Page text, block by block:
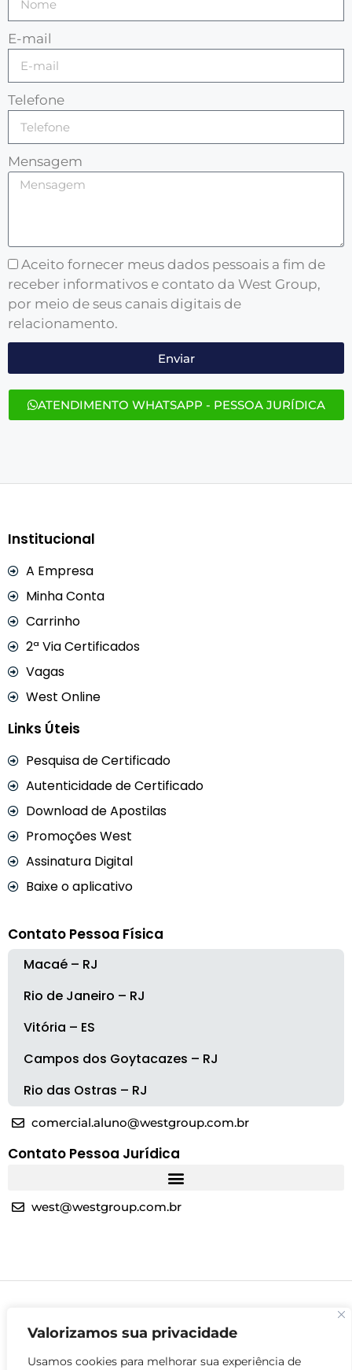
Valorizamos sua privacidade
Usamos cookies para melhorar sua experiência de
E-mail
Telefone
Mensagem
Aceito fornecer meus dados pessoais a fim de
receber informativos e contato da West Group,
por meio de seus canais digitais de
relacionamento.
Enviar
ATENDIMENTO WHATSAPP - PESSOA JURÍDICA
Institucional
A Empresa
Minha Conta
Carrinho
2ª Via Certificados
Vagas
West Online
Links Úteis
Pesquisa de Certificado
Autenticidade de Certificado
Download de Apostilas
Promoções West
Assinatura Digital
Baixe o aplicativo
Contato Pessoa Física
Macaé – RJ
Rio de Janeiro – RJ
Vitória – ES
Campos dos Goytacazes – RJ
Rio das Ostras – RJ
comercial.aluno@westgroup.com.br
Contato Pessoa Jurídica
west@westgroup.com.br